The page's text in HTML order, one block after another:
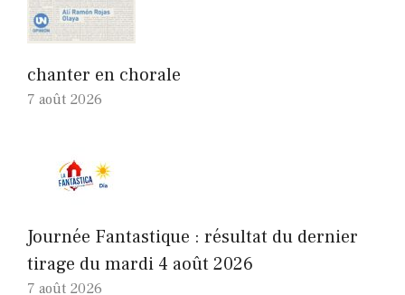
chanter en chorale
7 août 2026
Journée Fantastique : résultat du dernier
tirage du mardi 4 août 2026
7 août 2026